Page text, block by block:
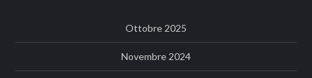
Ottobre 2025
Novembre 2024